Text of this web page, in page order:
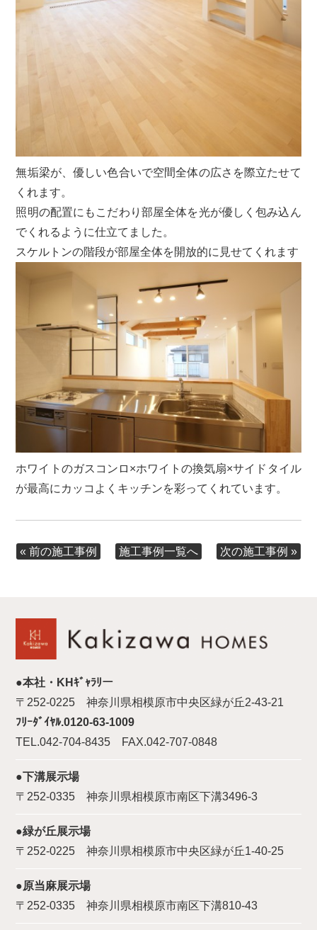
無垢梁が、優しい色合いで空間全体の広さを際立たせて
くれます。
照明の配置にもこだわり部屋全体を光が優しく包み込ん
でくれるように仕立てました。
スケルトンの階段が部屋全体を開放的に見せてくれます
ホワイトのガスコンロ×ホワイトの換気扇×サイドタイル
が最高にカッコよくキッチンを彩ってくれています。
施工事例一覧へ
« 前の施工事例 次の施工事例 »
●本社・KHｷﾞｬﾗﾘー
〒252-0225 神奈川県相模原市中央区緑が丘2-43-21
ﾌﾘｰﾀﾞｲﾔﾙ.0120-63-1009
TEL.042-704-8435 FAX.042-707-0848
●下溝展示場
〒252-0335 神奈川県相模原市南区下溝3496-3
●緑が丘展示場
〒252-0225 神奈川県相模原市中央区緑が丘1-40-25
●原当麻展示場
〒252-0335 神奈川県相模原市南区下溝810-43